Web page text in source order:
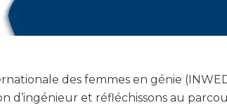
des femmes en génie
d’ingénieur et réfléchissons au